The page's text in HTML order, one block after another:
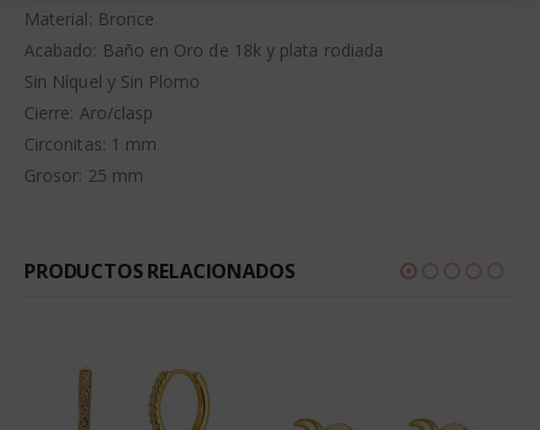
Material: Bronce
Acabado: Baño en Oro de 18k y plata rodiada
Sin Níquel y Sin Plomo
Cierre: Aro/clasp
Circonitas: 1 mm
Grosor: 25 mm
PRODUCTOS RELACIONADOS